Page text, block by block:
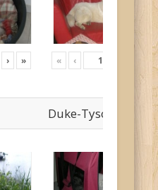
› » « ‹
Duke-Tyson